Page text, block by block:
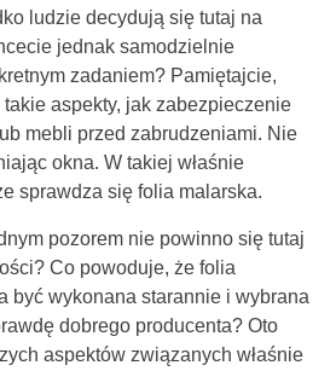
ludzie decydują się tutaj na
jednak samodzielnie
zadaniem? Pamiętajcie,
aspekty, jak zabezpieczenie
mebli przed zabrudzeniami. Nie
okna. W takiej właśnie
sprawdza się folia malarska.
pozorem nie powinno się tutaj
Co powoduje, że folia
być wykonana starannie i wybrana
dobrego producenta? Oto
aspektów związanych właśnie